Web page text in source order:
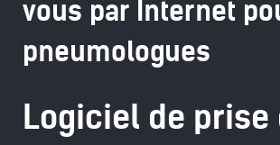
vous par Internet
pneumologues
Logiciel de prise